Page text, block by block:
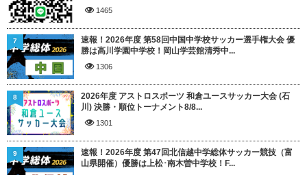
1465
速報！2026年度 第58回中国中学校サッカー選手権大会 優
勝は高川学園中学校！岡山学芸館清秀中...
1306
7
2026年度 アストロスポーツ 和倉ユースサッカー大会 (石
川) 決勝・順位トーナメント8/8...
1301
8
速報！2026年度 第47回北信越中学総体サッカー競技（富
山県開催）優勝は上松･南木曽中学校！F...
9